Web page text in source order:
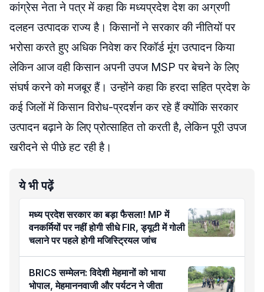
कांग्रेस नेता ने पत्र में कहा कि मध्यप्रदेश देश का अग्रणी
दलहन उत्पादक राज्य है। किसानों ने सरकार की नीतियों पर
भरोसा करते हुए अधिक निवेश कर रिकॉर्ड मूंग उत्पादन किया
लेकिन आज वही किसान अपनी उपज MSP पर बेचने के लिए
संघर्ष करने को मजबूर हैं। उन्होंने कहा कि हरदा सहित प्रदेश के
कई जिलों में किसान विरोध-प्रदर्शन कर रहे हैं क्योंकि सरकार
उत्पादन बढ़ाने के लिए प्रोत्साहित तो करती है, लेकिन पूरी उपज
खरीदने से पीछे हट रही है।
ये भी पढ़ें
मध्य प्रदेश सरकार का बड़ा फैसला! MP में
वनकर्मियों पर नहीं होगी सीधे FIR, ड्यूटी में गोली
चलाने पर पहले होगी मजिस्ट्रियल जांच
BRICS सम्मेलन: विदेशी मेहमानों को भाया
भोपाल, मेहमाननवाजी और पर्यटन ने जीता